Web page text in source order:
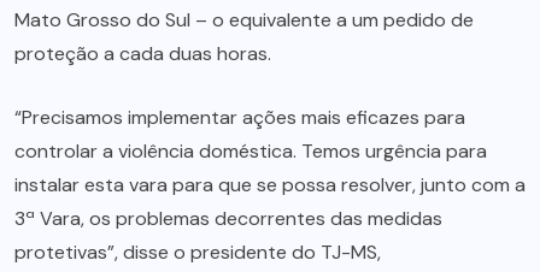
Mato Grosso do Sul – o equivalente a um pedido de
proteção a cada duas horas.
“Precisamos implementar ações mais eficazes para
controlar a violência doméstica. Temos urgência para
instalar esta vara para que se possa resolver, junto com a
3ª Vara, os problemas decorrentes das medidas
protetivas”, disse o presidente do TJ-MS,